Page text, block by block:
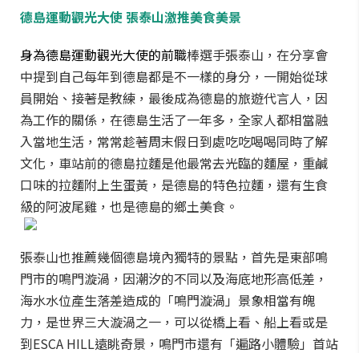
德島運動觀光大使 張泰山激推美食美景
身為德島運動觀光大使的前職棒選手張泰山，在分享會
中提到自己每年到德島都是不一樣的身分，一開始從球
員開始、接著是教練，最後成為德島的旅遊代言人，因
為工作的關係，在德島生活了一年多，全家人都相當融
入當地生活，常常趁著周末假日到處吃吃喝喝同時了解
文化，車站前的德島拉麵是他最常去光臨的麵屋，重鹹
口味的拉麵附上生蛋黃，是德島的特色拉麵，還有生食
級的阿波尾雞，也是德島的鄉土美食。
張泰山也推薦幾個德島境內獨特的景點，首先是東部鳴
門市的鳴門漩渦，因潮汐的不同以及海底地形高低差，
海水水位產生落差造成的「鳴門漩渦」景象相當有魄
力，是世界三大漩渦之一，可以從橋上看、船上看或是
到ESCA HILL遠眺奇景，鳴門市還有「遍路小體驗」首站